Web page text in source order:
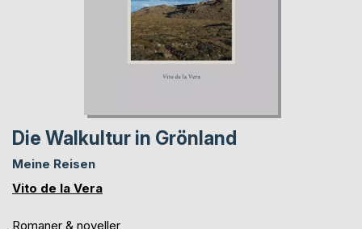
Die Walkultur in Grönland
Meine Reisen
Vito de la Vera
Romaner & noveller